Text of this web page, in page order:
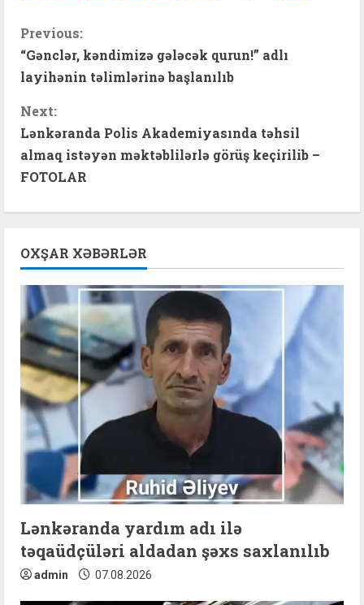
C
o
n
t
i
n
u
e
R
e
a
d
i
n
g
Previous:
“Gənclər, kəndimizə gələcək qurun!” adlı
layihənin təlimlərinə başlanılıb
Next:
Lənkəranda Polis Akademiyasında təhsil
almaq istəyən məktəblilərlə görüş keçirilib –
FOTOLAR
OXŞAR XƏBƏRLƏR
Lənkəranda yardım adı ilə
təqaüdçüləri aldadan şəxs saxlanılıb
admin 07.08.2026